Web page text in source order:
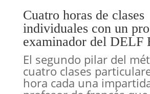
Cuatro horas de clases
individuales con un
examinador del DELF
El segundo pilar del
cuatro clases
hora cada una